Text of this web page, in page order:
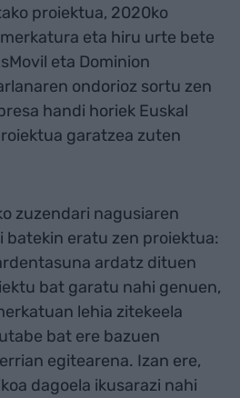
proiektua, 2020ko
eta hiru urte bete
eta Dominion
ondorioz sortu zen
handi horiek Euskal
garatzea zuten
zuzendari nagusiaren
batekin eratu zen proiektua:
ardatz dituen
bat garatu nahi genuen,
lehia zitekeela
bat ere bazuen
egitearena. Izan ere,
dagoela ikusarazi nahi